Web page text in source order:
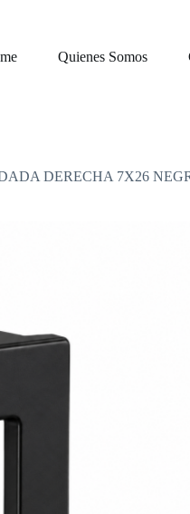
Quienes Somos
DERECHA 7X26